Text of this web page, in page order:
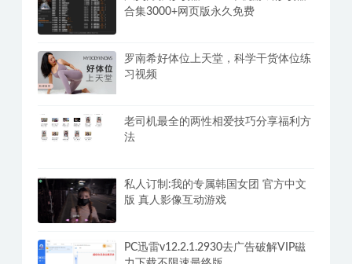
合集3000+网页版永久免费
罗南希好体位上天堂，科学干货体位练
习视频
老司机最全的两性相爱技巧分享福利方
法
私人订制:我的专属韩国女团 官方中文
版 真人影像互动游戏
PC迅雷v12.2.1.2930去广告破解VIP磁